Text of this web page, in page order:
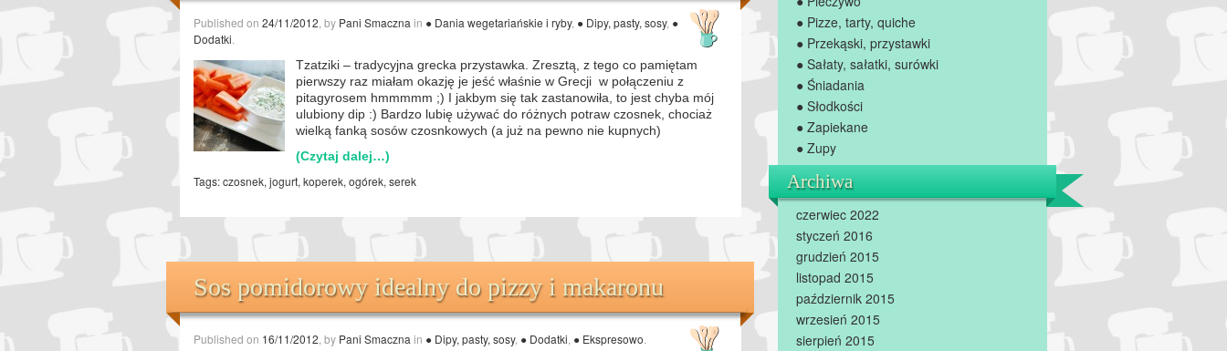
Published on 24/11/2012 , by Pani Smaczna in ● Dania wegetariańskie i ryby, ● Dipy, pasty, sosy, ●
Dodatki
Tzatziki – tradycyjna grecka przystawka. Zresztą, z tego co pamiętam
pierwszy raz miałam okazję je jeść właśnie w Grecji w połączeniu z
pitagyrosem hmmmmm ;) I jakbym się tak zastanowiła, to jest chyba mój
ulubiony dip :) Bardzo lubię używać do różnych potraw czosnek, chociaż
wielką fanką sosów czosnkowych (a już na pewno nie kupnych)
(Czytaj dalej…)
Tags:czosnek, jogurt, koperek, ogórek, serek
Sos pomidorowy idealny do pizzy i makaronu
Published on 16/11/2012 , by Pani Smaczna in ● Dipy, pasty, sosy, ● Dodatki ● Ekspresowo
● Pizze, tarty, quiche
● Przekąski, przystawki
● Sałaty, sałatki, surówki
● Śniadania
● Słodkości
● Zapiekane
● Zupy
Archiwa
czerwiec 2022
styczeń 2016
grudzień 2015
listopad 2015
październik 2015
wrzesień 2015
sierpień 2015